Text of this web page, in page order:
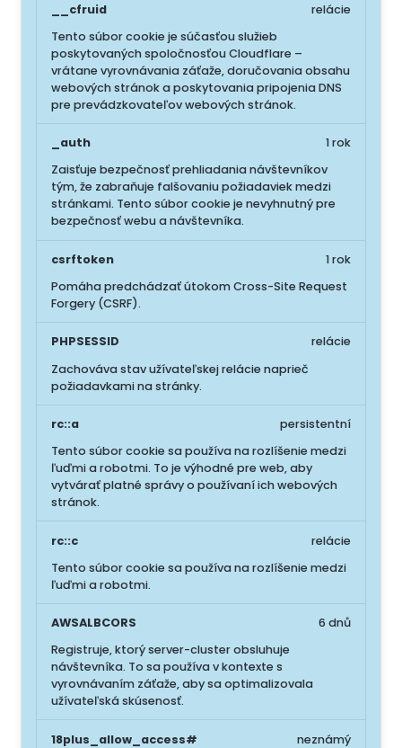
__cfruid
Tento súbor cookie je súčasťou služieb
poskytovaných spoločnosťou Cloudflare –
vrátane vyrovnávania záťaže, doručovania obsahu
webových stránok a poskytovania pripojenia DNS
pre prevádzkovateľov webových stránok.
relácie
_auth
Zaisťuje bezpečnosť prehliadania návštevníkov
tým, že zabraňuje falšovaniu požiadaviek medzi
stránkami. Tento súbor cookie je nevyhnutný pre
bezpečnosť webu a návštevníka.
1 rok
csrftoken
Pomáha predchádzať útokom Cross-Site Request
Forgery (CSRF).
1 rok
PHPSESSID
Zachováva stav užívateľskej relácie naprieč
požiadavkami na stránky.
relácie
rc::a
Tento súbor cookie sa používa na rozlíšenie medzi
ľuďmi a robotmi. To je výhodné pre web, aby
vytvárať platné správy o používaní ich webových
stránok.
persistentní
rc::c
Tento súbor cookie sa používa na rozlíšenie medzi
ľuďmi a robotmi.
relácie
AWSALBCORS
Registruje, ktorý server-cluster obsluhuje
návštevníka. To sa používa v kontexte s
vyrovnávaním záťaže, aby sa optimalizovala
užívateľská skúsenosť.
6 dnů
18plus_allow_access#
neznámý